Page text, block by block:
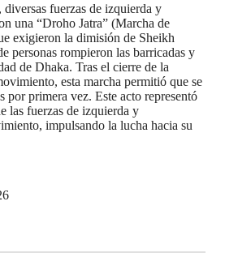
fuerzas de izquierda y
una “Droho Jatra” (Marcha de
exigieron la dimisión de Sheikh
personas rompieron las barricadas y
de Dhaka. Tras el cierre de la
esta marcha permitió que se
por primera vez. Este acto representó
las fuerzas de izquierda y
impulsando la lucha hacia su